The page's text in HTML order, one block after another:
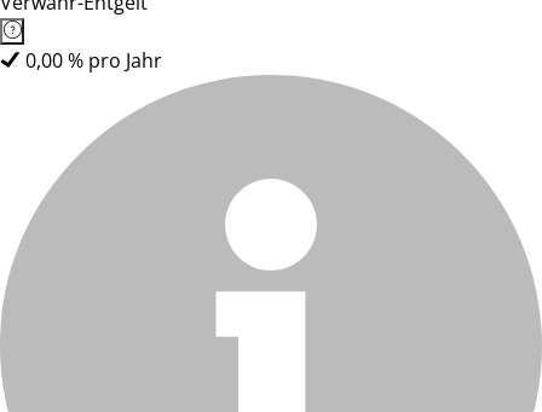
0,00 % pro Jahr